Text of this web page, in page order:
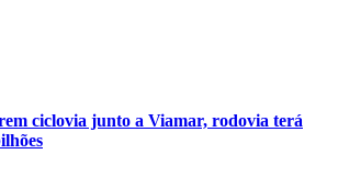
ciclovia junto a Viamar, rodovia terá